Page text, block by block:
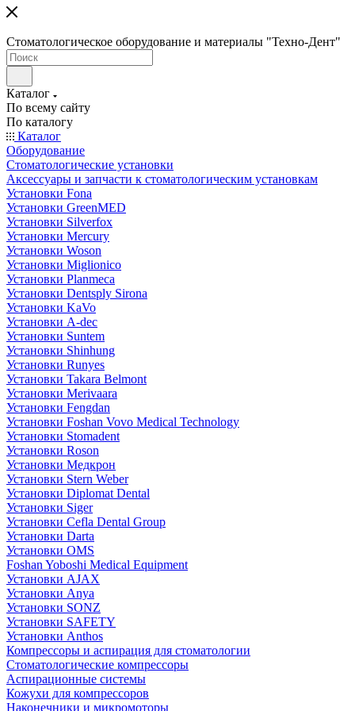
Стоматологическое оборудование и материалы "Техно-Дент"
Каталог
По всему сайту
По каталогу
Каталог
Оборудование
Стоматологические установки
Аксессуары и запчасти к стоматологическим установкам
Установки Fona
Установки GreenMED
Установки Silverfox
Установки Mercury
Установки Woson
Установки Miglionico
Установки Planmeca
Установки Dentsply Sirona
Установки KaVo
Установки A-dec
Установки Suntem
Установки Shinhung
Установки Runyes
Установки Takara Belmont
Установки Merivaara
Установки Fengdan
Установки Foshan Vovo Medical Technology
Установки Stomadent
Установки Roson
Установки Медкрон
Установки Stern Weber
Установки Diplomat Dental
Установки Siger
Установки Cefla Dental Group
Установки Darta
Установки OMS
Foshan Yoboshi Medical Equipment
Установки AJAX
Установки Anya
Установки SONZ
Установки SAFETY
Установки Anthos
Компрессоры и аспирация для стоматологии
Стоматологические компрессоры
Аспирационные системы
Кожухи для компрессоров
Наконечники и микромоторы